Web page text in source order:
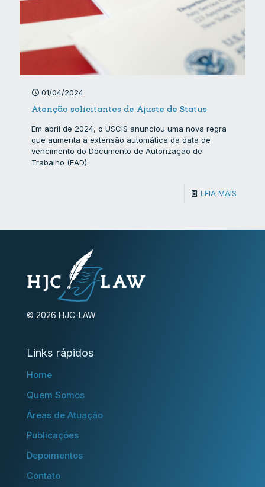
01/04/2024
Atenção solicitantes de Ajuste de Status
Em abril de 2024, o USCIS anunciou uma nova regra
que aumenta a extensão automática da data de
vencimento do Documento de Autorização de
Trabalho (EAD).
LEIA MAIS
© 2026 HJC-LAW
Links rápidos
Home
Quem Somos
Áreas de Atuação
Publicações
Depoimentos
Contato